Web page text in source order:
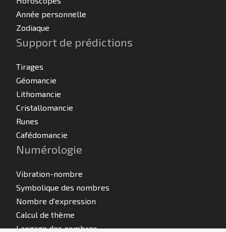
Année personnelle
Zodiaque
Support de prédictions
Tirages
Géomancie
Lithomancie
Cristallomancie
Runes
Cafédomancie
Numérologie
Vibration-nombre
Symbolique des nombres
Nombre d'expression
Calcul de thème
Langage des nombres